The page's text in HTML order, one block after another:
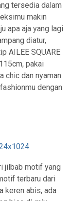
tersedia dalam
makin
apa aja yang lagi
diatur,
AILEE SQUARE
pakai
chic dan nyaman
dengan
jilbab motif yang
terbaru dari
keren abis, ada